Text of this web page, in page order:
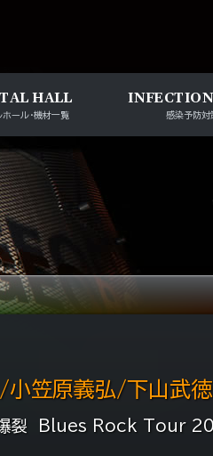
HALL
ホール・機材一覧 感染予防対
裂 Blues Rock Tour
小笠原義弘/下山武